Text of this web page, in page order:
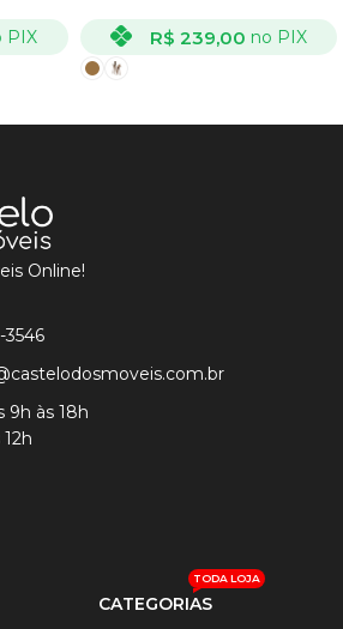
PIX R$ 239,00 no PIX
Online!
3546
9h às 18h
CATEGORIAS
TODA LOJA